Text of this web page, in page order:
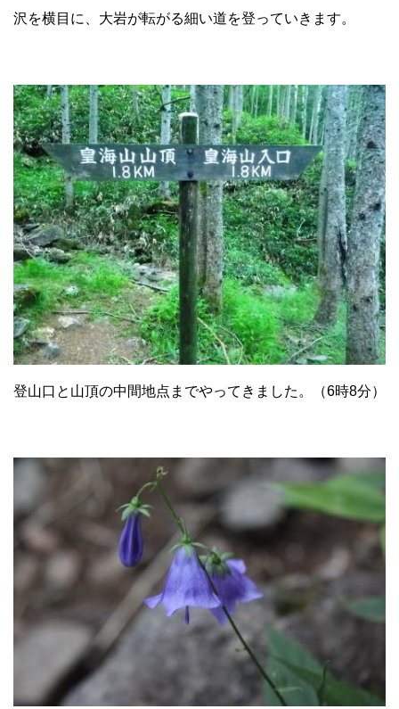
沢を横目に、大岩が転がる細い道を登っていきます。
登山口と山頂の中間地点までやってきました。（6時8分）